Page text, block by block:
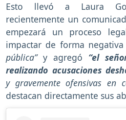
Esto llevó a Laura
recientemente un
empezará un proceso
impactar de forma negativa
pública” y agregó “el
realizando acusaciones
y gravemente ofensivas en
destacan directamente sus